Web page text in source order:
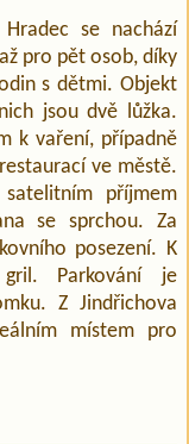
se nachází
pro pět osob, díky
s dětmi. Objekt
jsou dvě lůžka.
k vaření, případně
ve městě.
příjmem
se sprchou. Za
posezení. K
Parkování je
Z Jindřichova
místem pro